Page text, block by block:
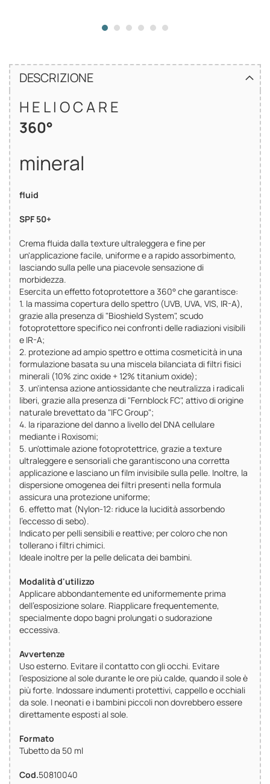
DESCRIZIONE
H E L I O C A R E
360°
mineral
fluid
SPF 50+
Crema fluida dalla texture ultraleggera e fine per
un'applicazione facile, uniforme e a rapido assorbimento,
lasciando sulla pelle una piacevole sensazione di
morbidezza.
Esercita un effetto fotoprotettore a 360° che garantisce:
1. la massima copertura dello spettro (UVB, UVA, VIS, IR-A),
grazie alla presenza di "Bioshield System", scudo
fotoprotettore specifico nei confronti delle radiazioni visibili
e IR-A;
2. protezione ad ampio spettro e ottima cosmeticità in una
formulazione basata su una miscela bilanciata di filtri fisici
minerali (10% zinc oxide + 12% titanium oxide);
3. un'intensa azione antiossidante che neutralizza i radicali
liberi, grazie alla presenza di "Fernblock FC", attivo di origine
naturale brevettato da "IFC Group";
4. la riparazione del danno a livello del DNA cellulare
mediante i Roxisomi;
5. un'ottimale azione fotoprotettrice, grazie a texture
ultraleggere e sensoriali che garantiscono una corretta
applicazione e lasciano un film invisibile sulla pelle. Inoltre, la
dispersione omogenea dei filtri presenti nella formula
assicura una protezione uniforme;
6. effetto mat (Nylon-12: riduce la lucidità assorbendo
l'eccesso di sebo).
Indicato per pelli sensibili e reattive; per coloro che non
tollerano i filtri chimici.
Ideale inoltre per la pelle delicata dei bambini.
Modalità d'utilizzo
Applicare abbondantemente ed uniformemente prima
dell'esposizione solare. Riapplicare frequentemente,
specialmente dopo bagni prolungati o sudorazione
eccessiva.
Avvertenze
Uso esterno. Evitare il contatto con gli occhi. Evitare
l'esposizione al sole durante le ore più calde, quando il sole è
più forte. Indossare indumenti protettivi, cappello e occhiali
da sole. I neonati e i bambini piccoli non dovrebbero essere
direttamente esposti al sole.
Formato
Tubetto da 50 ml
Cod.50810040